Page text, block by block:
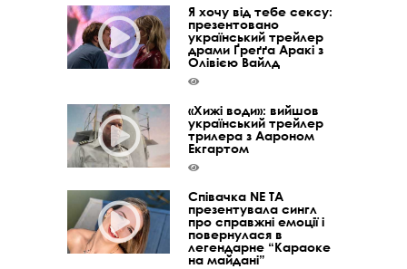
Я хочу від тебе сексу:
презентовано
український трейлер
драми Ґреґґа Аракі з
Олівією Вайлд
«Хижі води»: вийшов
український трейлер
трилера з Аароном
Екгартом
Співачка NE TA
презентувала сингл
про справжні емоції і
повернулася в
легендарне “Караоке
на майдані”